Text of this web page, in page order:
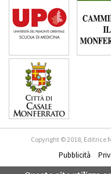
Copyright © 2018, Editrice
Pubblicità